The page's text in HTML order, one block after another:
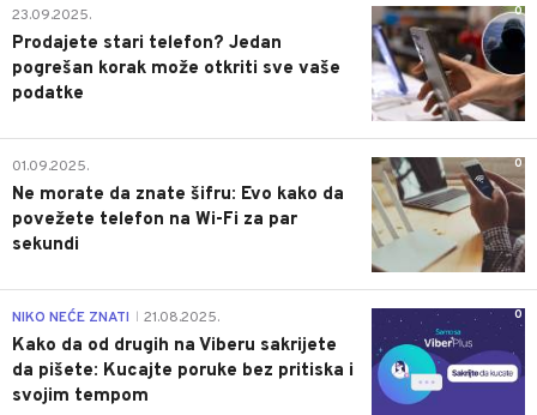
0
23.09.2025.
Prodajete stari telefon? Jedan
pogrešan korak može otkriti sve vaše
podatke
0
01.09.2025.
Ne morate da znate šifru: Evo kako da
povežete telefon na Wi-Fi za par
sekundi
0
NIKO NEĆE ZNATI 21.08.2025.
Kako da od drugih na Viberu sakrijete
da pišete: Kucajte poruke bez pritiska i
svojim tempom